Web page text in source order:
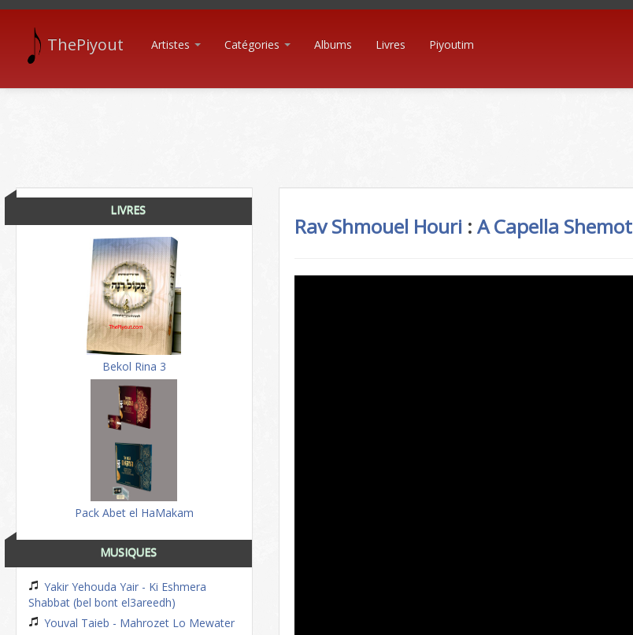
ThePiyout Artistes Catégories Albums Livres Piyoutim
LIVRES
Bekol Rina 3
Pack Abet el HaMakam
MUSIQUES
Yakir Yehouda Yair - Ki Eshmera
Shabbat (bel bont el3areedh)
Youval Taieb - Mahrozet Lo Mewater
Rav Shmouel Houri :A Capella Shemot